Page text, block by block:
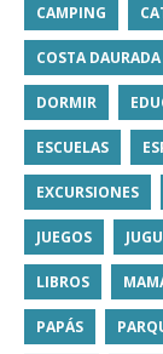
CAMPING
COSTA DAURADA
DORMIR
ESCUELAS
EXCURSIONES
JUEGOS
LIBROS
PAPÁS